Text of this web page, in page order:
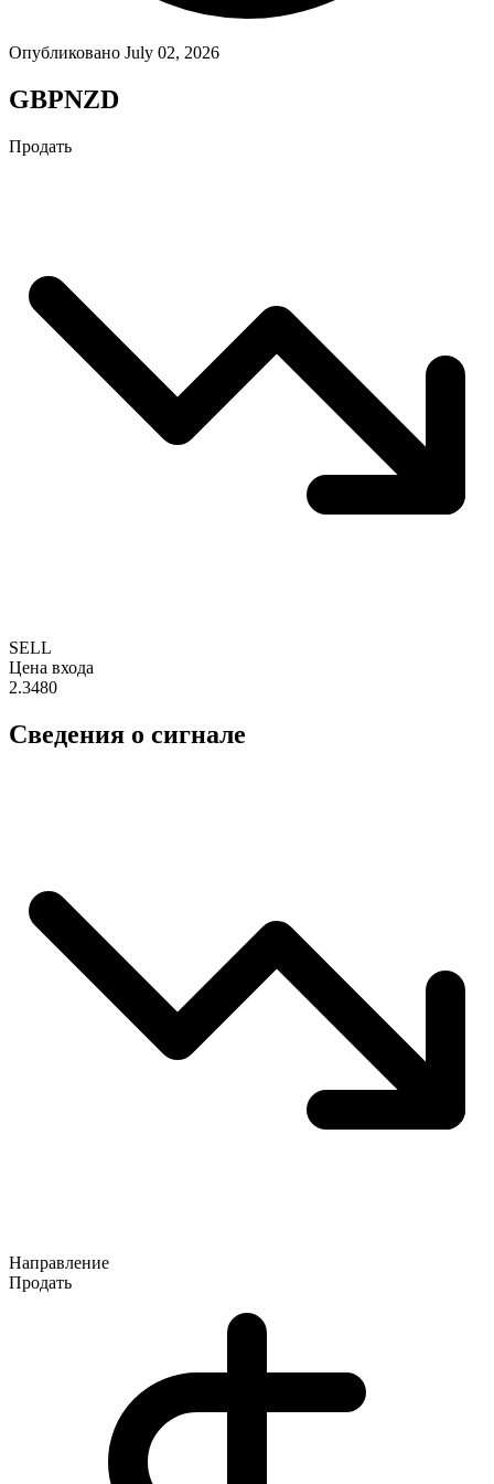
Опубликовано July 02, 2026
GBPNZD
Продать
SELL
Цена входа
2.3480
Сведения о сигнале
Направление
Продать